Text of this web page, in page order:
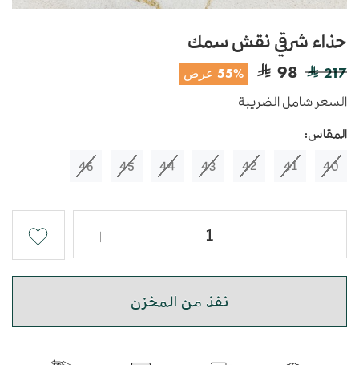
حذاء شرقي نقش سمك
217
98 55% عرض
السعر شامل الضريبة
المقاس:
40
41
42
43
44
45
46
نفذ من المخزن